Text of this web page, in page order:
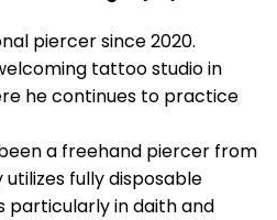
piercer since 2020.
tattoo studio in
he continues to practice
a freehand piercer from
fully disposable
particularly in daith and